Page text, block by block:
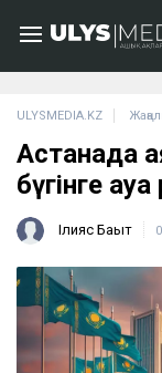
ULYSMEDIA.KZ
Астанада
бүгінге
Ілияс Бақыт